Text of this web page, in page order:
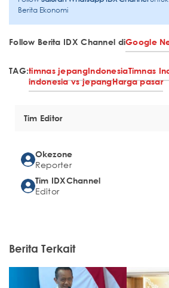
Berita Ekonomi
Follow Berita IDX Channel diGoogle
TAG:timnas jepangIndonesiaTimnas
indonesia vs jepangHarga pasar
Tim Editor
Okezone
Reporter
Tim IDXChannel
Editor
Berita Terkait